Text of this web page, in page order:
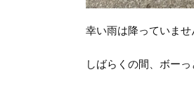
幸い雨は降っていませ
しばらくの間、ボーっ